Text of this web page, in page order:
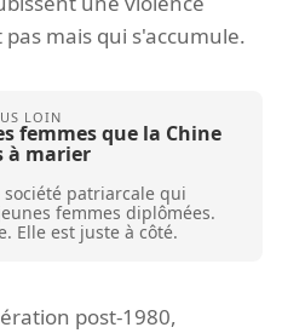
mais qui s'accumule.
femmes que la Chine
à marier
patriarcale qui
femmes diplômées.
Elle est juste à côté.
post-1980,